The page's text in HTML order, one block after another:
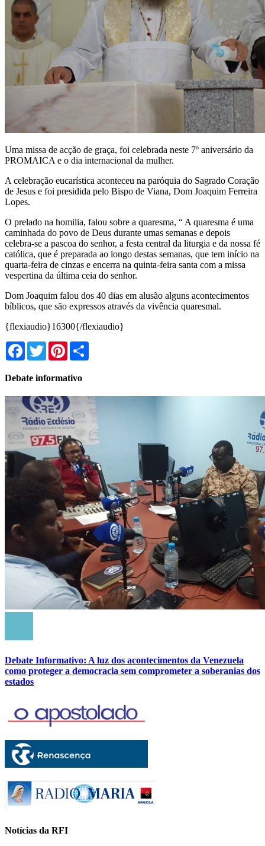
Uma missa de acção de graça, foi celebrada neste 7º aniversário da
PROMAICA e o dia internacional da mulher.
A celebração eucarística aconteceu na paróquia do Sagrado Coração
de Jesus e foi presidida pelo Bispo de Viana, Dom Joaquim Ferreira
Lopes.
O prelado na homilia, falou sobre a quaresma, “ A quaresma é uma
caminhada do povo de Deus durante umas semanas e depois
celebra-se a pascoa do senhor, a festa central da liturgia e da nossa fé
católica, que é preparada ao longo destas semanas, que tem início na
quarta-feira de cinzas e encerra na quinta-feira santa com a missa
vespertina da última ceia do senhor.
Dom Joaquim falou dos 40 dias em alusão alguns acontecimentos
bíblicos, que são expressos através da vivência quaresmal.
{flexiaudio}16300{/flexiaudio}
Facebook
TwitterPinterest
Debate informativo
Debate Informativo: A luz dos acontecimentos da Venezuela
como proteger a democracia sem comprometer a soberanias dos
estados
Notícias da RFI